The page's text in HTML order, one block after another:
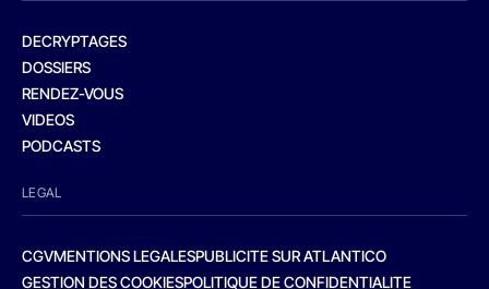
DECRYPTAGES
DOSSIERS
RENDEZ-VOUS
VIDEOS
PODCASTS
LEGAL
CGVMENTIONS LEGALESPUBLICITE SUR ATLANTICO
GESTION DES COOKIESPOLITIQUE DE CONFIDENTIALITE